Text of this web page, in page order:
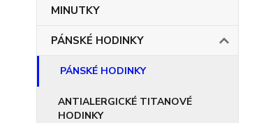
MINUTKY
PÁNSKÉ HODINKY
PÁNSKÉ HODINKY
ANTIALERGICKÉ TITANOVÉ
HODINKY